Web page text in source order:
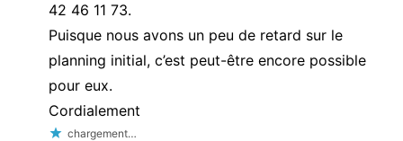
42 46 11 73.
Puisque nous avons un peu de retard sur le
planning initial, c’est peut-être encore possible
pour eux.
Cordialement
chargement…